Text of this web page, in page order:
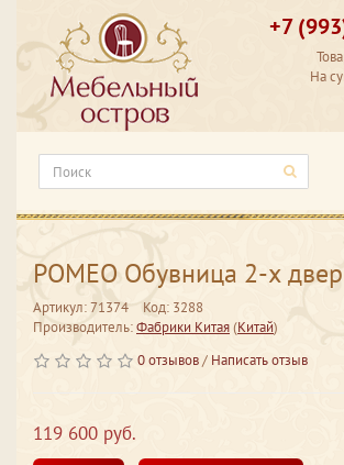
+7
На
РОМЕО Обувница 2-х
Артикул: 71374
Код: 3288
Производитель:Фабрики Китая(Китай)
0 отзывов/ Написать отзыв
119 600 руб.